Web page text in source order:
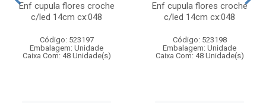
Enf cupula flores croche
c/led 14cm cx:048
Código: 523197
Embalagem: Unidade
Caixa Com: 48 Unidade(s)
Enf cupula flores croche
c/led 14cm cx:048
Código: 523198
Embalagem: Unidade
Caixa Com: 48 Unidade(s)